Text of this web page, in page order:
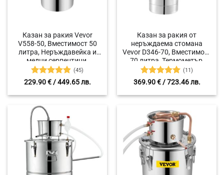
Казан за ракия Vevor
V558-50, Вместимост 50
литра, Неръждавейка и
медни серпентини,
Термометър,
Циркулационна помпа
Оценено с
(45)
229.90€/ 449.65 лв.
Казан за ракия от
неръждаема стомана
Vevor D346-70, Вместимост
70 литра, Термометър,
Керамични топчета за
пречистване,
Циркулационна водна
помпа
Оценено с
(11)
369.90€/ 723.46 лв.